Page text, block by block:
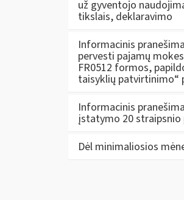
už gyventojo
tikslais, deklaravimo
Informacinis
pervesti pajamų
FR0512 formos,
taisyklių patvirtinimo“
Informacinis
įstatymo 20
Dėl minimaliosios